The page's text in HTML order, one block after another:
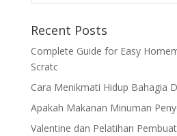
Recent Posts
Complete Guide for Easy
Scratc
Cara Menikmati Hidup Bahagia
Apakah Makanan Minuman
Valentine dan Pelatihan